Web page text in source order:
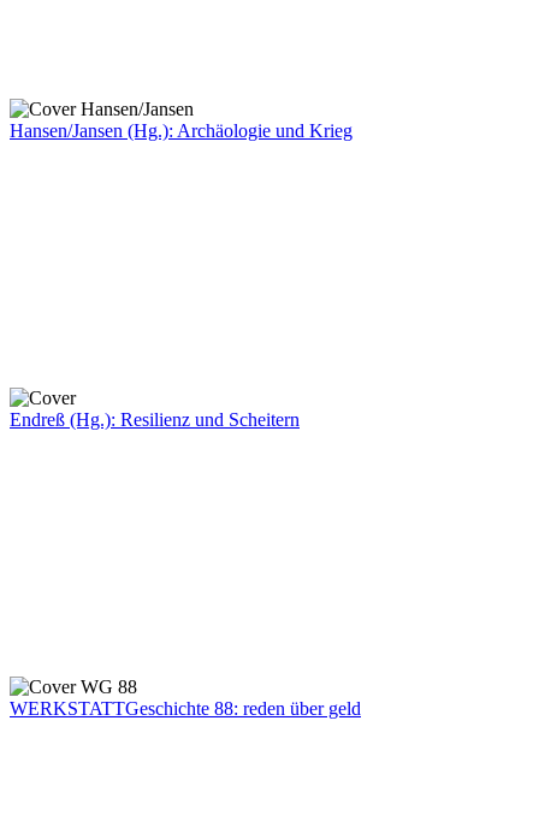
Hansen/Jansen (Hg.): Archäologie und Krieg
Endreß (Hg.): Resilienz und Scheitern
WERKSTATTGeschichte 88: reden über geld